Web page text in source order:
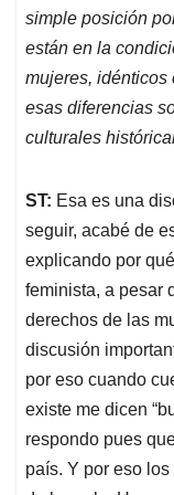
simple posición
están en la
mujeres, idénticos
esas diferencias
culturales
ST: Esa es una
seguir, acabé de
explicando por
feminista, a pesar
derechos de las
discusión
por eso cuando
existe me dicen
respondo pues
país. Y por eso